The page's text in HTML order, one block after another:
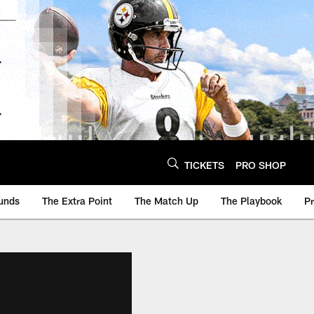
TICKETS PRO SHOP
The Extra Point The Match Up The Playbook